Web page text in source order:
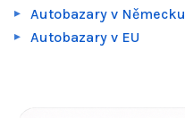
Autobazary v Německu
Autobazary v EU